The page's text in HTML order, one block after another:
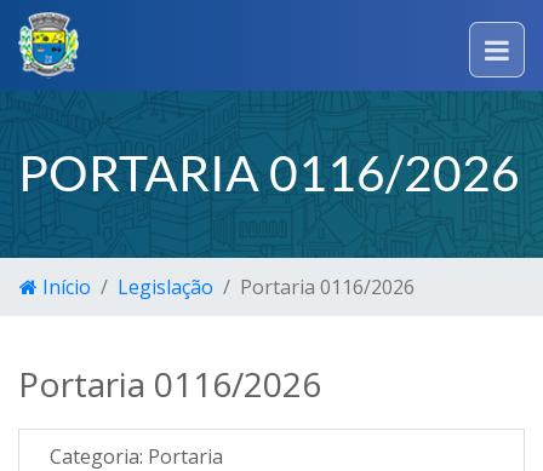
PORTARIA 0116/2026
Início Legislação Portaria 0116/2026
Portaria 0116/2026
Categoria: Portaria